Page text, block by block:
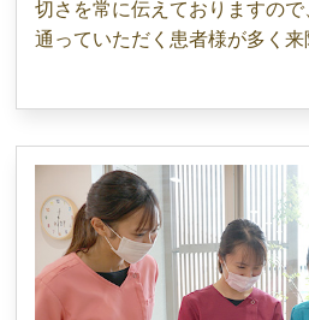
切さを常に伝えておりますの
通っていただく患者様が多く来